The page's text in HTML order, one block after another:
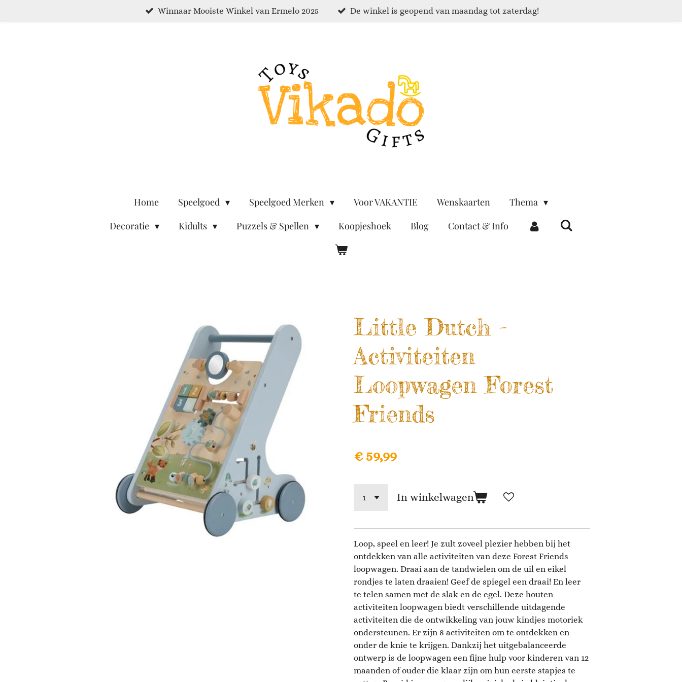
Winnaar Mooiste Winkel van Ermelo 2025 De winkel is geopend van maandag tot zaterdag!
Home Speelgoed Speelgoed Merken Voor VAKANTIE Wenskaarten
Thema
Decoratie
Kidults Puzzels & Spellen Koopjeshoek Blog Contact & Info
Little Dutch -
Activiteiten
Loopwagen Forest
Friends
€ 59,99
In winkelwagen
Loop, speel en leer! Je zult zoveel plezier hebben bij het
ontdekken van alle activiteiten van deze Forest Friends
loopwagen. Draai aan de tandwielen om de uil en eikel
rondjes te laten draaien! Geef de spiegel een draai! En leer
te telen samen met de slak en de egel. Deze houten
activiteiten loopwagen biedt verschillende uitdagende
activiteiten die de ontwikkeling van jouw kindjes motoriek
ondersteunen. Er zijn 8 activiteiten om te ontdekken en
onder de knie te krijgen. Dankzij het uitgebalanceerde
ontwerp is de loopwagen een fijne hulp voor kinderen van 12
maanden of ouder die klaar zijn om hun eerste stapjes te